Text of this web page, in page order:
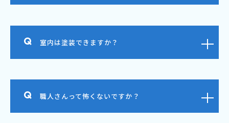
室内は塗装できますか？
職人さんって怖くないですか？